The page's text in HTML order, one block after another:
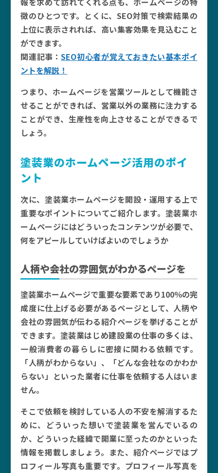
徴のひとつです。とくに、SEO対策で検索結果の
上位に表示されれば、高い集客効果を見込むこと
ができます。
関連記事：SEO初心者が覚えておきたい基本ポイ
ントを解説！
つまり、ホームページを営業ツールとして機能さ
せることができれば、営業以外の業務に注力する
ことができ、生産性を向上させることができるで
しょう。
塗装業のホームページ活用のポイ
ント
次に、塗装業ホームページを開設・運用する上で
重要なポイントについてご紹介します。塗装業ホ
ームページにはどういったコンテンツが必要で、
何をアピールしていけばよいのでしょうか
人柄や会社の雰囲気がわかるページを
塗装業ホームページで重要な要素であり100％の完
成度に仕上げる必要があるページとして、人柄や
会社の雰囲気が伝わる紹介ページを挙げることが
できます。塗装業はじめ建設業の仕事の多くは、
一般消費者の暮らしに密接に関わる依頼です。
「人柄がわからない」、「どんな会社なのかわか
らない」といった業者に仕事を依頼する人はいま
せん。
そこで依頼を検討している人の不安を解消するた
めに、どういった想いで塗装業を営んでいるの
か、どういった経緯で開業に至ったのかといった
情報を掲載しましょう。また、紹介ページではプ
ロフィール写真も重要です。プロフィール写真を